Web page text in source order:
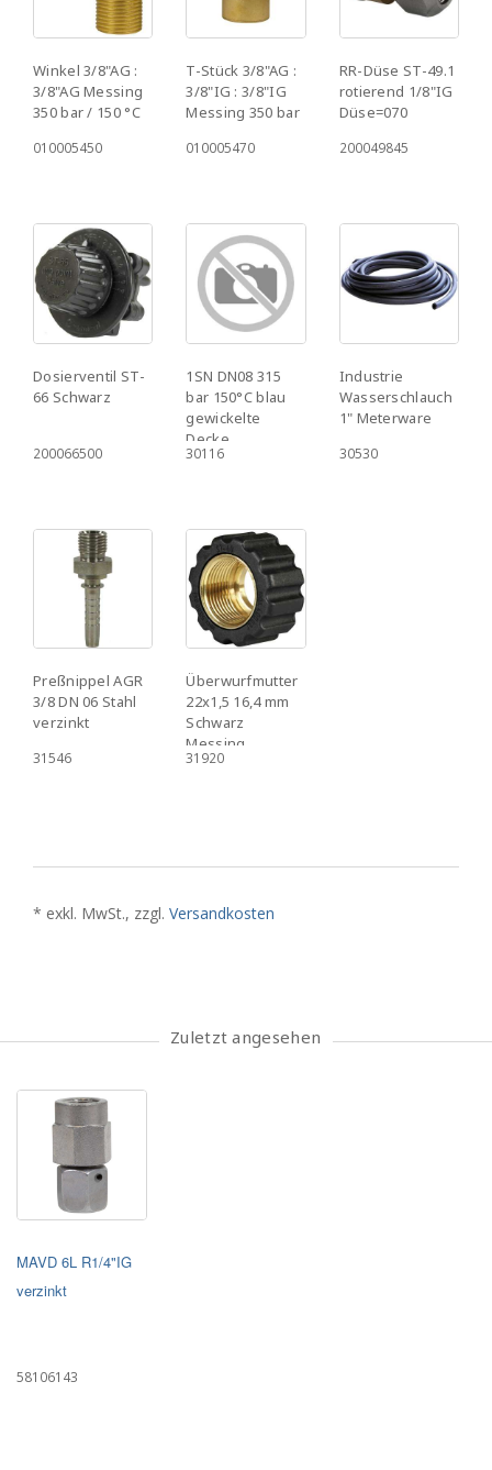
Winkel 3/8"AG :
3/8"AG Messing
350 bar / 150 °C
010005450
T-Stück 3/8"AG :
3/8"IG : 3/8"IG
Messing 350 bar
010005470
RR-Düse ST-49.1
rotierend 1/8"IG
Düse=070
200049845
Dosierventil ST-
66 Schwarz
200066500
1SN DN08 315
bar 150°C blau
gewickelte
Decke
30116
Industrie
Wasserschlauch
1" Meterware
30530
Preßnippel AGR
3/8 DN 06 Stahl
verzinkt
31546
Überwurfmutter
22x1,5 16,4 mm
Schwarz
Messing
31920
* exkl. MwSt., zzgl. Versandkosten
Zuletzt angesehen
MAVD 6L R1/4"IG
verzinkt
58106143